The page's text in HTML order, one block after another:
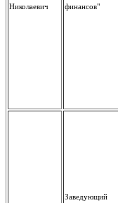
Николаевич
финансов"
Заведующий